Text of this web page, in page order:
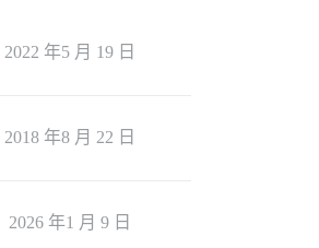
2022 年5 月 19 日
2018 年8 月 22 日
2026 年1 月 9 日